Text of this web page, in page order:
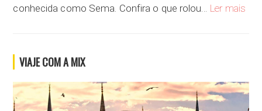
conhecida como Sema. Confira o que rolou… Ler mais
VIAJE COM A MIX